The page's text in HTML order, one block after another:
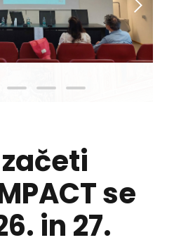
se
in 27.
Padovi.